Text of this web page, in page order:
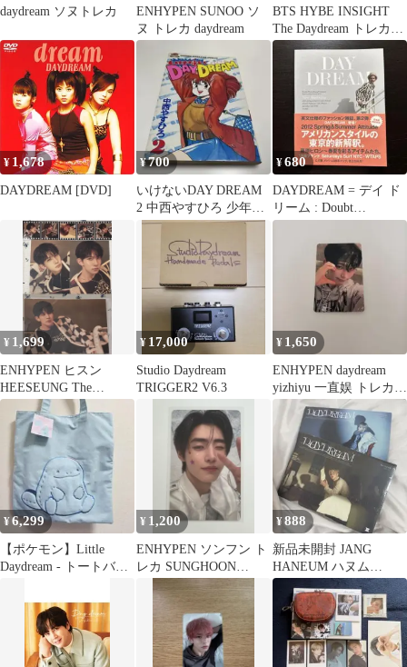
daydream ソヌトレカ
ENHYPEN SUNOO ソ
ヌ トレカ daydream
BTS HYBE INSIGHT
The Daydream トレカ
SUGA
¥ 1,678
DAYDREAM [DVD]
¥700
いけないDAY DREAM
2 中西やすひろ 少年マ
ガジンコミックス
¥680
DAYDREAM = デイ ド
リーム : Doubt
Everything p…
¥ 1,699
ENHYPEN ヒスン
HEESEUNG The
daydream トレカ
¥ 17,000
Studio Daydream
TRIGGER2 V6.3
¥ 1,650
ENHYPEN daydream
yizhiyu 一直娱 トレカ
ソヌ
¥6,299
【ポケモン】Little
Daydream - トートバッ
¥ 1,200
ENHYPEN ソンフン ト
レカ SUNGHOON
daydream トレカ
¥888
新品未開封 JANG
HANEUM ハヌム
DAYDREAM アルバム